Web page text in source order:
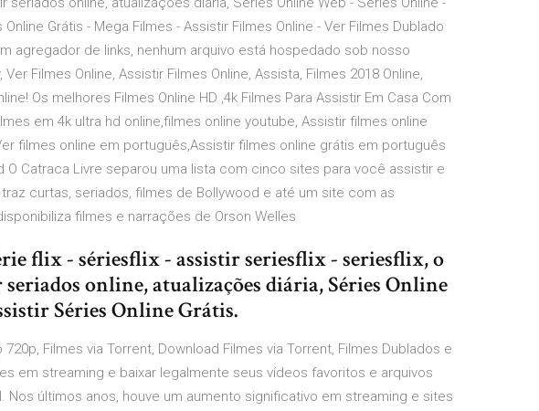
Grátis - Mega Filmes - Assistir Filmes Online - Ver Filmes Dublado
agregador de links, nenhum arquivo está hospedado sob nosso
Filmes Online, Assistir Filmes Online, Assista, Filmes 2018 Online,
Os melhores Filmes Online HD ,4k Filmes Para Assistir Em Casa Com
em 4k ultra hd online,filmes online youtube, Assistir filmes online
filmes online em português,Assistir filmes online grátis em português
O Catraca Livre separou uma lista com cinco sites para você assistir e
curtas, seriados, filmes de Bollywood e até um site com as
filmes e narrações de Orson Welles
flix - sériesflix - assistir seriesflix - seriesflix, o
online, atualizações diária, Séries Online
Séries Online Grátis.
720p, Filmes via Torrent, Download Filmes via Torrent, Filmes Dublados e
em streaming e baixar legalmente seus vídeos favoritos e arquivos
Nos últimos anos, houve um aumento significativo em streaming e sites